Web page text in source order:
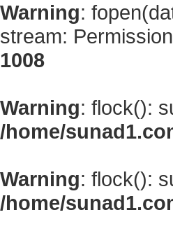
Warning:
stream:
1008
Warning: flock():
/home/
Warning: flock():
/home/